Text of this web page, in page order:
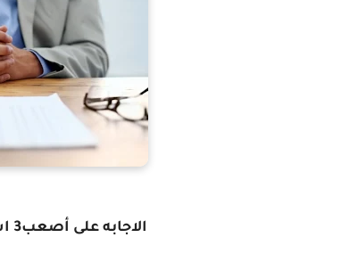
الاجابه على أصعب3 اسئلة فى المقابلات الشخصية !